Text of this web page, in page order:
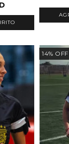
14% OFF